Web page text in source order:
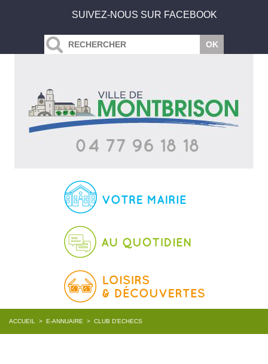
SUIVEZ-NOUS SUR FACEBOOK
ACCUEIL > E-ANNUAIRE > CLUB D’ECHECS